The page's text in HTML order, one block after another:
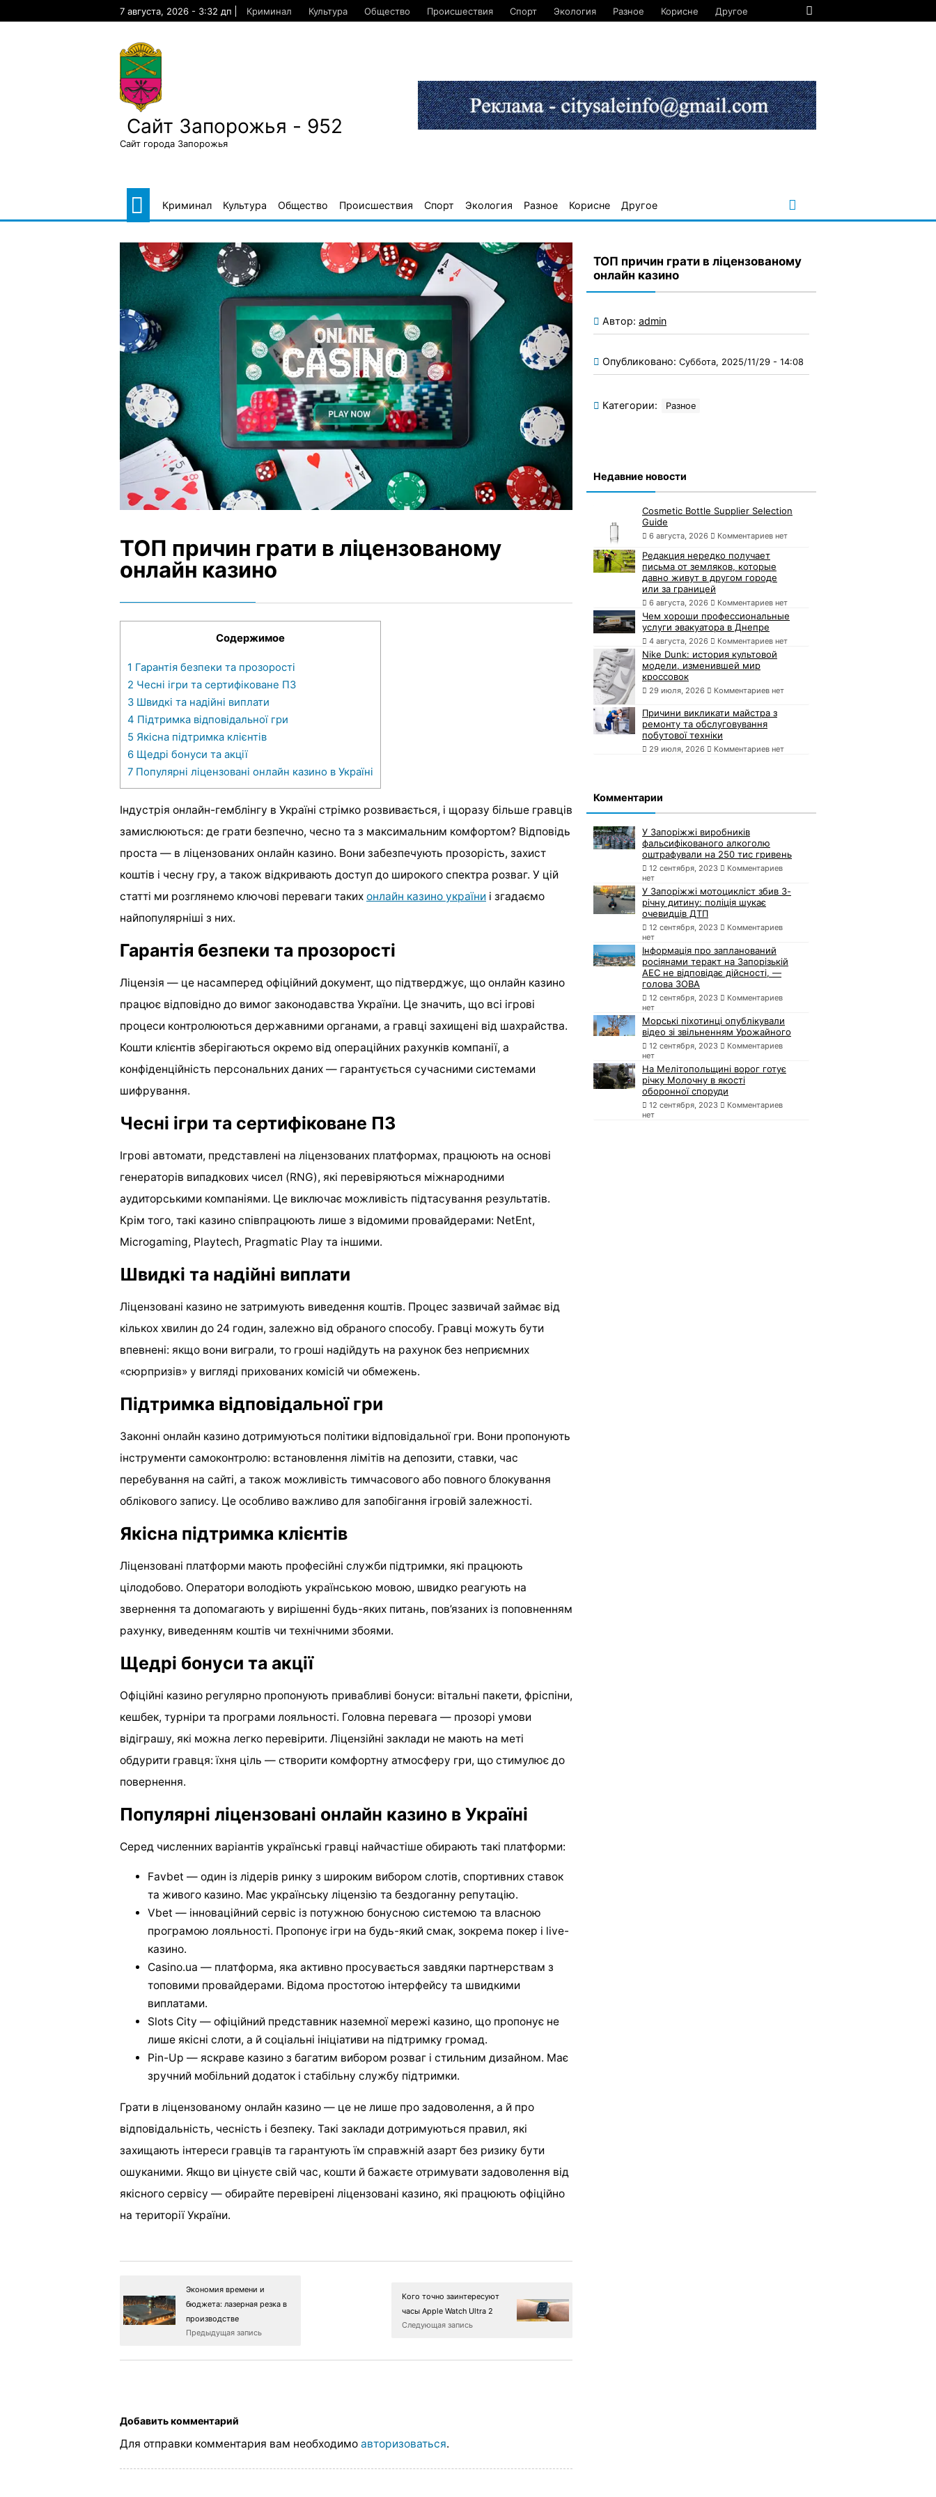
7 августа, 2026 - 3:32 дп Криминал Культура Общество Происшествия Спорт Экология Разное Корисне Другое
Сайт Запорожья - 952
Сайт города Запорожья
Криминал Культура Общество Происшествия Спорт Экология Разное Корисне Другое
ТОП причин грати в ліцензованому
онлайн казино
Содержимое
1 Гарантія безпеки та прозорості
2 Чесні ігри та сертифіковане ПЗ
3 Швидкі та надійні виплати
4 Підтримка відповідальної гри
5 Якісна підтримка клієнтів
6 Щедрі бонуси та акції
7 Популярні ліцензовані онлайн казино в Україні
Індустрія онлайн-гемблінгу в Україні стрімко розвивається, і щоразу більше гравців
замислюються: де грати безпечно, чесно та з максимальним комфортом? Відповідь
проста — в ліцензованих онлайн казино. Вони забезпечують прозорість, захист
коштів і чесну гру, а також відкривають доступ до широкого спектра розваг. У цій
статті ми розглянемо ключові переваги таких онлайн казино україни і згадаємо
найпопулярніші з них.
Гарантія безпеки та прозорості
Ліцензія — це насамперед офіційний документ, що підтверджує, що онлайн казино
працює відповідно до вимог законодавства України. Це значить, що всі ігрові
процеси контролюються державними органами, а гравці захищені від шахрайства.
Кошти клієнтів зберігаються окремо від операційних рахунків компанії, а
конфіденційність персональних даних — гарантується сучасними системами
шифрування.
Чесні ігри та сертифіковане ПЗ
Ігрові автомати, представлені на ліцензованих платформах, працюють на основі
генераторів випадкових чисел (RNG), які перевіряються міжнародними
аудиторськими компаніями. Це виключає можливість підтасування результатів.
Крім того, такі казино співпрацюють лише з відомими провайдерами: NetEnt,
Microgaming, Playtech, Pragmatic Play та іншими.
Швидкі та надійні виплати
Ліцензовані казино не затримують виведення коштів. Процес зазвичай займає від
кількох хвилин до 24 годин, залежно від обраного способу. Гравці можуть бути
впевнені: якщо вони виграли, то гроші надійдуть на рахунок без неприємних
«сюрпризів» у вигляді прихованих комісій чи обмежень.
Підтримка відповідальної гри
Законні онлайн казино дотримуються політики відповідальної гри. Вони пропонують
інструменти самоконтролю: встановлення лімітів на депозити, ставки, час
перебування на сайті, а також можливість тимчасового або повного блокування
облікового запису. Це особливо важливо для запобігання ігровій залежності.
Якісна підтримка клієнтів
Ліцензовані платформи мають професійні служби підтримки, які працюють
цілодобово. Оператори володіють українською мовою, швидко реагують на
звернення та допомагають у вирішенні будь-яких питань, пов’язаних із поповненням
рахунку, виведенням коштів чи технічними збоями.
Щедрі бонуси та акції
Офіційні казино регулярно пропонують привабливі бонуси: вітальні пакети, фріспіни,
кешбек, турніри та програми лояльності. Головна перевага — прозорі умови
відіграшу, які можна легко перевірити. Ліцензійні заклади не мають на меті
обдурити гравця: їхня ціль — створити комфортну атмосферу гри, що стимулює до
повернення.
Популярні ліцензовані онлайн казино в Україні
Серед численних варіантів українські гравці найчастіше обирають такі платформи:
Favbet — один із лідерів ринку з широким вибором слотів, спортивних ставок
та живого казино. Має українську ліцензію та бездоганну репутацію.
Vbet — інноваційний сервіс із потужною бонусною системою та власною
програмою лояльності. Пропонує ігри на будь-який смак, зокрема покер і live-
казино.
Casino.ua — платформа, яка активно просувається завдяки партнерствам з
топовими провайдерами. Відома простотою інтерфейсу та швидкими
виплатами.
Slots City — офіційний представник наземної мережі казино, що пропонує не
лише якісні слоти, а й соціальні ініціативи на підтримку громад.
Pin-Up — яскраве казино з багатим вибором розваг і стильним дизайном. Має
зручний мобільний додаток і стабільну службу підтримки.
Грати в ліцензованому онлайн казино — це не лише про задоволення, а й про
відповідальність, чесність і безпеку. Такі заклади дотримуються правил, які
захищають інтереси гравців та гарантують їм справжній азарт без ризику бути
ошуканими. Якщо ви цінуєте свій час, кошти й бажаєте отримувати задоволення від
якісного сервісу — обирайте перевірені ліцензовані казино, які працюють офіційно
на території України.
Экономия времени и
бюджета: лазерная резка в
производстве
Предыдущая запись
Кого точно заинтересуют
часы Apple Watch Ultra 2
Следующая запись
Добавить комментарий
Для отправки комментария вам необходимо авторизоваться.
ТОП причин грати в ліцензованому
онлайн казино
Автор: admin
Опубликовано: Суббота, 2025/11/29 - 14:08
Категории: Разное
Недавние новости
Cosmetic Bottle Supplier Selection
Guide
6 августа, 2026 Комментариев нет
Редакция нередко получает
письма от земляков, которые
давно живут в другом городе
или за границей
6 августа, 2026 Комментариев нет
Чем хороши профессиональные
услуги эвакуатора в Днепре
4 августа, 2026 Комментариев нет
Nike Dunk: история культовой
модели, изменившей мир
кроссовок
29 июля, 2026 Комментариев нет
Причини викликати майстра з
ремонту та обслуговування
побутової техніки
29 июля, 2026 Комментариев нет
Комментарии
У Запоріжжі виробників
фальсифікованого алкоголю
оштрафували на 250 тис гривень
12 сентября, 2023
Комментариев
нет
У Запоріжжі мотоцикліст збив 3-
річну дитину: поліція шукає
очевидців ДТП
12 сентября, 2023
Комментариев
нет
Інформація про запланований
росіянами теракт на Запорізькій
АЕС не відповідає дійсності, —
голова ЗОВА
12 сентября, 2023
Комментариев
нет
Морські піхотинці опублікували
відео зі звільненням Урожайного
12 сентября, 2023
Комментариев
нет
На Мелітопольщині ворог готує
річку Молочну в якості
оборонної споруди
12 сентября, 2023
Комментариев
нет